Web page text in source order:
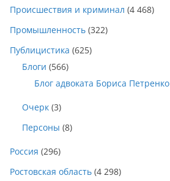
Происшествия и криминал (4 468)
Промышленность (322)
Публицистика (625)
Блоги (566)
Блог адвоката Бориса Петренко
Очерк (3)
Персоны (8)
Россия (296)
Ростовская область (4 298)